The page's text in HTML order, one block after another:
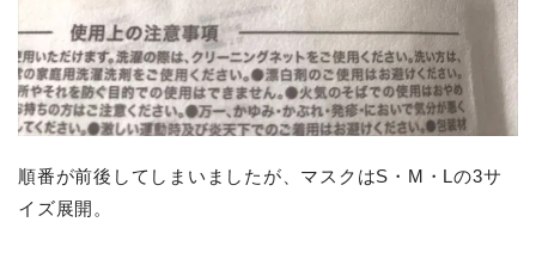
順番が前後してしまいましたが、マスクはS・M・Lの3サ
イズ展開。